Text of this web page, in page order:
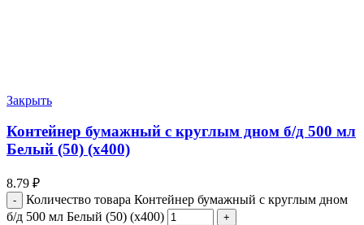
Закрыть
Контейнер бумажный с круглым дном б/д 500 мл
Белый (50) (х400)
8.79 ₽
Количество товара Контейнер бумажный с круглым дном
б/д 500 мл Белый (50) (х400)